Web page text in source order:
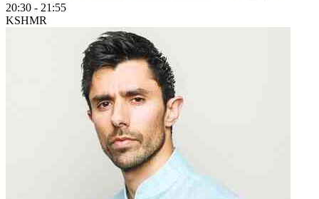
20:30 - 21:55
KSHMR